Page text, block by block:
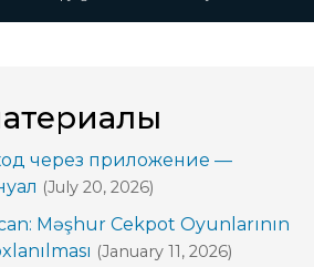
через приложение —
(July 20, 2026)
Məşhur Cekpot Oyunlarının
(January 11, 2026)